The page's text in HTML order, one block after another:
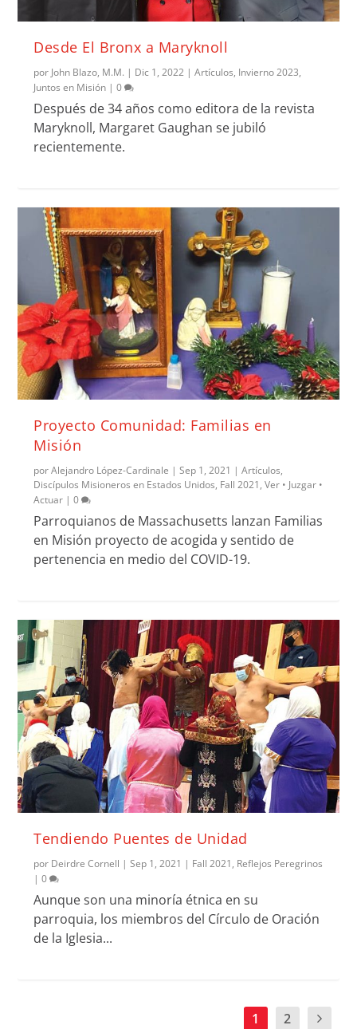
Desde El Bronx a Maryknoll
por John Blazo, M.M. | Dic 1, 2022 |Artículos, Invierno 2023,
Juntos en Misión |0
Después de 34 años como editora de la revista
Maryknoll, Margaret Gaughan se jubiló
recientemente.
Proyecto Comunidad: Familias en
Misión
porAlejandro López-Cardinale |Sep 1, 2021 |Artículos,
Discípulos Misioneros en Estados Unidos, Fall 2021,Ver • Juzgar •
Actuar |0
Parroquianos de Massachusetts lanzan Familias
en Misión proyecto de acogida y sentido de
pertenencia en medio del COVID-19.
Tendiendo Puentes de Unidad
por Deirdre Cornell |Sep 1, 2021 | Fall 2021, Reflejos Peregrinos
|0
Aunque son una minoría étnica en su
parroquia, los miembros del Círculo de Oración
de la Iglesia...
1 2